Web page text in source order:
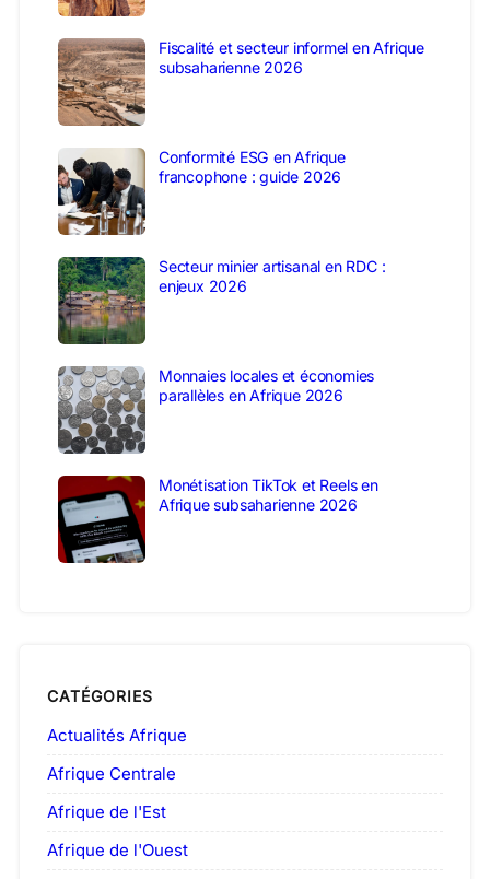
Fiscalité et secteur informel en Afrique
subsaharienne 2026
Conformité ESG en Afrique
francophone : guide 2026
Secteur minier artisanal en RDC :
enjeux 2026
Monnaies locales et économies
parallèles en Afrique 2026
Monétisation TikTok et Reels en
Afrique subsaharienne 2026
CATÉGORIES
Actualités Afrique
Afrique Centrale
Afrique de l'Est
Afrique de l'Ouest